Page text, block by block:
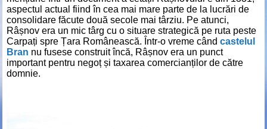
aspectul actual fiind în cea mai mare parte de la lucrări de
consolidare făcute două secole mai târziu. Pe atunci,
Râșnov era un mic târg cu o situare strategică pe ruta peste
Carpați spre Țara Românească. Într-o vreme când castelul
Bran nu fusese construit încă, Râșnov era un punct
important pentru negoț și taxarea comercianților de către
domnie.